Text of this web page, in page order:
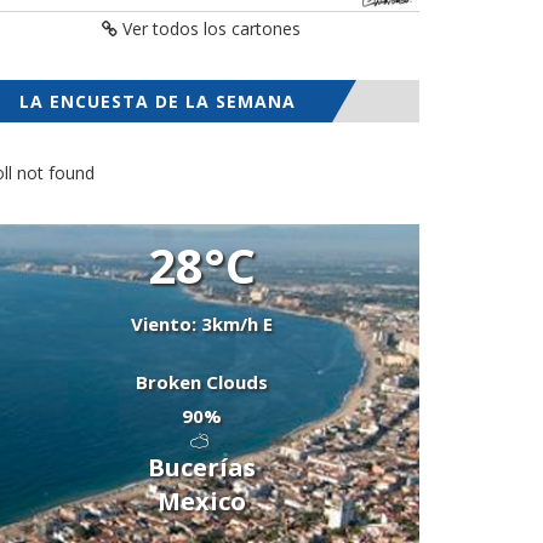
Ver todos los cartones
LA ENCUESTA DE LA SEMANA
not found
28°C
Viento: 3km/h E
Broken Clouds
90%
Bucerías
Mexico